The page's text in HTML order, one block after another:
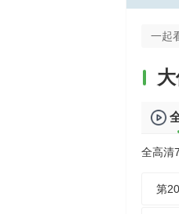
一起
全高清
第